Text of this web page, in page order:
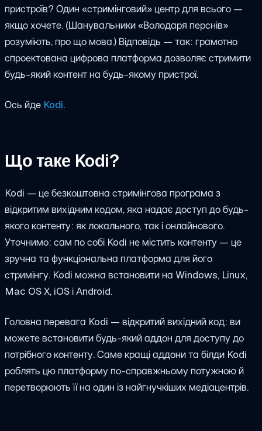
пристроїв? Один «стримінговий» центр для всього —
якщо хочете. (Шанувальники «Володаря перснів»
розуміють, про що мова.) Відповідь — так: грамотно
спроектована цифрова платформа дозволяє стримити
будь-який контент на будь-якому пристрої.
Ось йде Kodi.
Що таке Kodi?
Kodi — це безкоштовна стримінгова програма з
відкритим вихідним кодом, яка надає доступ до будь-
якого контенту: як локального, так і онлайнового.
Уточнимо: сам по собі Kodi не містить контенту — це
зручна та функціональна платформа для його
стримінгу. Kodi можна встановити на Windows, Linux,
Mac OS X, iOS і Android.
Головна перевага Kodi — відкритий вихідний код: ви
можете встановити будь-який аддон для доступу до
потрібного контенту. Саме кращі аддони та білди Kodi
роблять цю платформу по-справжньому потужною й
перетворюють її на один із найгнучкіших медіацентрів.